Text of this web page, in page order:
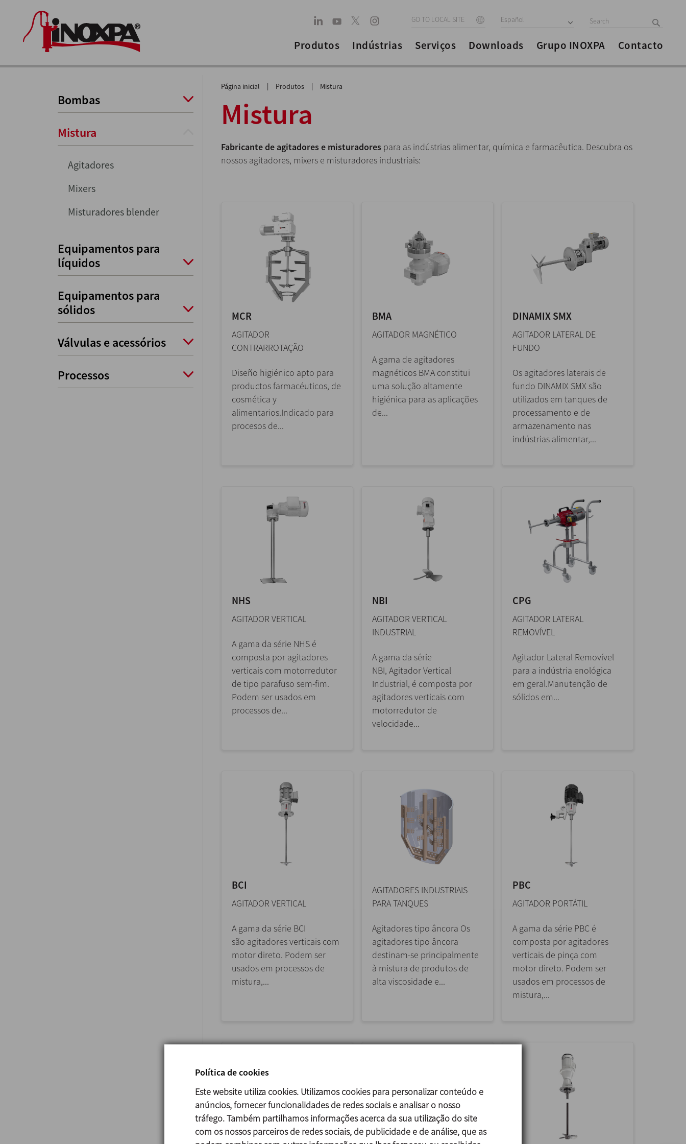
GO TO LOCAL SITE Español
Produtos Indústrias Serviços Downloads Grupo INOXPA Contacto
Bombas
Mistura
Agitadores
Mixers
Misturadores blender
Equipamentos para
líquidos
Equipamentos para
sólidos
Válvulas e acessórios
Processos
Página inicial | Produtos | Mistura
Mistura
Fabricante de agitadores e misturadores para as indústrias alimentar, química e farmacêutica. Descubra os
nossos agitadores, mixers e misturadores industriais:
MCR
AGITADOR
CONTRARROTAÇÃO
Diseño higiénico apto para
productos farmacéuticos, de
cosmética y
alimentarios.Indicado para
procesos de...
BMA
AGITADOR MAGNÉTICO
A gama de agitadores
magnéticos BMA constitui
uma solução altamente
higiénica para as aplicações
de...
DINAMIX SMX
AGITADOR LATERAL DE
FUNDO
Os agitadores laterais de
fundo DINAMIX SMX são
utilizados em tanques de
processamento e de
armazenamento nas
indústrias alimentar,...
NHS
AGITADOR VERTICAL
A gama da série NHS é
composta por agitadores
verticais com motorredutor
de tipo parafuso sem-fim.
Podem ser usados em
processos de...
NBI
AGITADOR VERTICAL
INDUSTRIAL
A gama da série
NBI, Agitador Vertical
Industrial, é composta por
agitadores verticais com
motorredutor de
velocidade...
CPG
AGITADOR LATERAL
REMOVÍVEL
Agitador Lateral Removível
para a indústria enológica
em geral.Manutenção de
sólidos em...
BCI
AGITADOR VERTICAL
A gama da série BCI
são agitadores verticais com
motor direto. Podem ser
usados em processos de
mistura,...
AGITADORES INDUSTRIAIS
PARA TANQUES
Agitadores tipo âncora Os
agitadores tipo âncora
destinam-se principalmente
à mistura de produtos de
alta viscosidade e...
PBC
AGITADOR PORTÁTIL
A gama da série PBC é
composta por agitadores
verticais de pinça com
motor direto. Podem ser
usados em processos de
mistura,...
Política de cookies
Este website utiliza cookies. Utilizamos cookies para personalizar conteúdo e
anúncios, fornecer funcionalidades de redes sociais e analisar o nosso
tráfego. Também partilhamos informações acerca da sua utilização do site
com os nossos parceiros de redes sociais, de publicidade e de análise, que as